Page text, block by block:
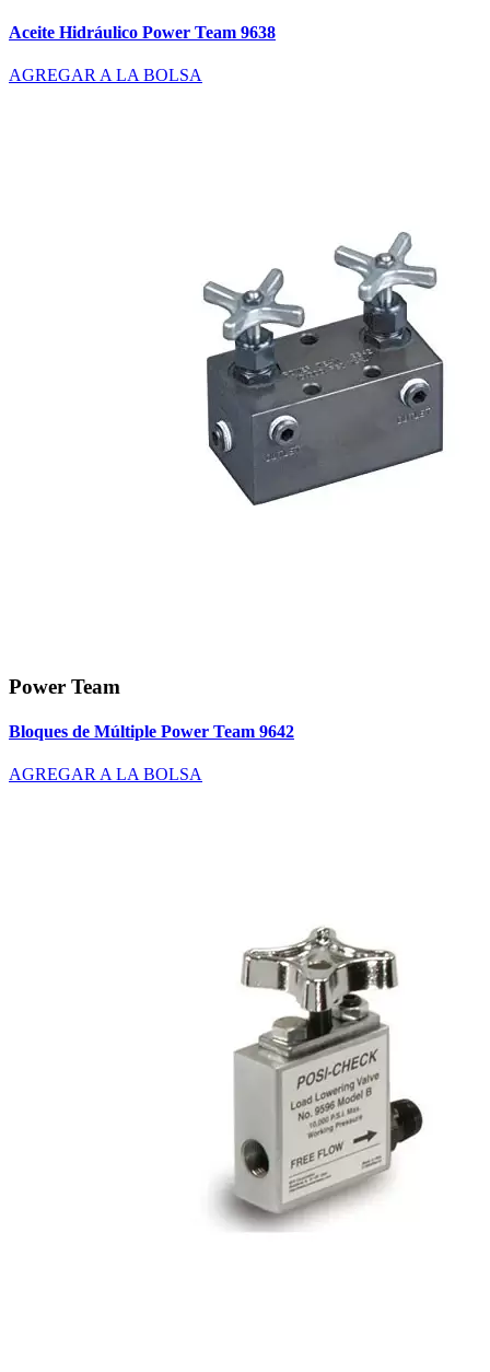
Aceite Hidráulico Power Team 9638
AGREGAR A LA BOLSA
Power Team
Bloques de Múltiple Power Team 9642
AGREGAR A LA BOLSA